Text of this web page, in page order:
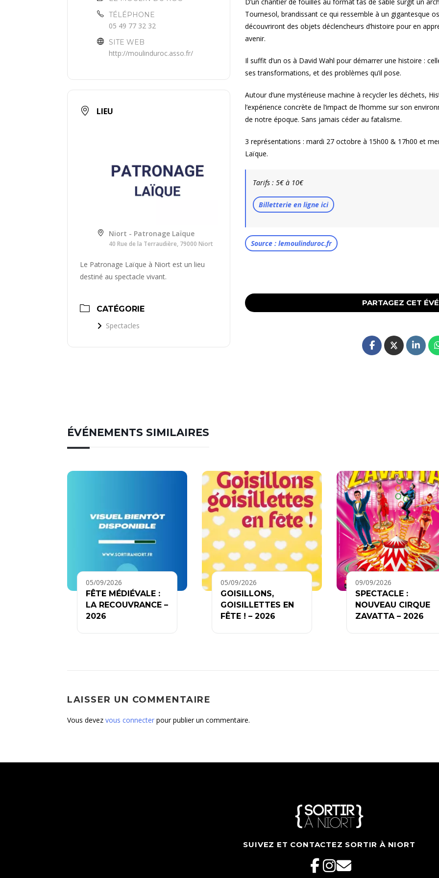
TÉLÉPHONE
05 49 77 32 32
SITE WEB
http://moulinduroc.asso.fr/
LIEU
Niort - Patronage Laïque
40 Rue de la Terraudière, 79000 Niort
Le Patronage Laïque à Niort est un lieu
destiné au spectacle vivant.
CATÉGORIE
Spectacles
Tournesol, brandissant ce qui ressemble à un gigantesque
découvriront des objets déclencheurs d’histoire pour en
avenir.
Il suffit d’un os à David Wahl pour démarrer une histoire :
ses transformations, et des problèmes qu’il pose.
Autour d’une mystérieuse machine à recycler les déchets,
l’expérience concrète de l’impact de l’homme sur son
de notre époque. Sans jamais céder au fatalisme.
3 représentations : mardi 27 octobre à 15h00 & 17h00 et
Laïque.
Tarifs : 5€ à 10€
Billetterie en ligne ici
Source : lemoulinduroc.fr
PARTAGEZ CET
ÉVÉNEMENTS SIMILAIRES
05/09/2026
FÊTE MÉDIÉVALE :
LA RECOUVRANCE –
2026
05/09/2026
GOISILLONS,
GOISILLETTES EN
FÊTE ! – 2026
09/09/2026
SPECTACLE :
NOUVEAU CIRQUE
ZAVATTA – 2026
LAISSER UN COMMENTAIRE
Vous devez vous connecter pour publier un commentaire.
SUIVEZ ET CONTACTEZ SORTIR À NIORT